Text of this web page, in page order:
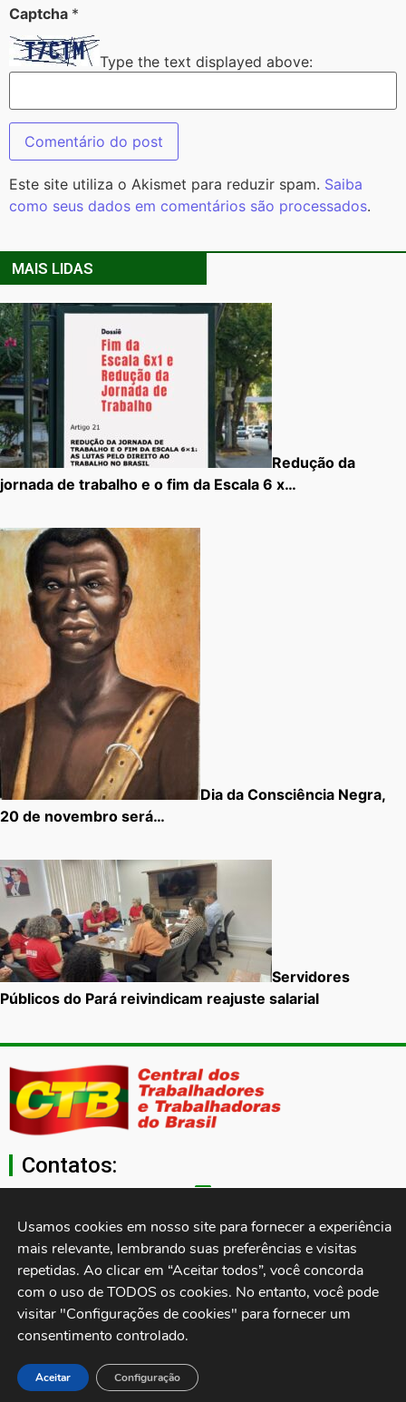
Captcha *
Type the text displayed above:
Este site utiliza o Akismet para reduzir spam. Saiba
como seus dados em comentários são processados.
MAIS LIDAS
Redução da
jornada de trabalho e o fim da Escala 6 x…
Dia da Consciência Negra,
20 de novembro será…
Servidores
Públicos do Pará reivindicam reajuste salarial
Contatos:
11 3874-0040
Rua Cardoso de Almeida, 1843, Sumaré São Paulo - SP -
Brasil CEP: 01251-001
Desenvolvido por:
Usamos cookies em nosso site para fornecer a experiência
mais relevante, lembrando suas preferências e visitas
repetidas. Ao clicar em “Aceitar todos”, você concorda
com o uso de TODOS os cookies. No entanto, você pode
visitar "Configurações de cookies" para fornecer um
consentimento controlado.
Aceitar Configuração